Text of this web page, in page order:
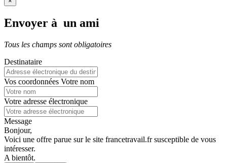
Envoyer à un ami
Tous les champs sont obligatoires
Destinataire
Vos coordonnées Votre nom
Votre adresse électronique
Message
Bonjour,
Voici une offre parue sur le site francetravail.fr susceptible de vous
intéresser.
A bientôt.